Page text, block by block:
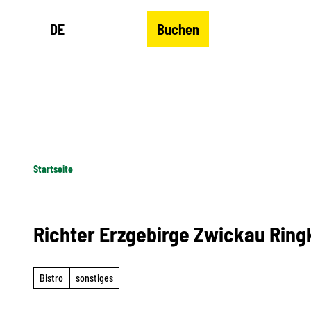
DE Buchen
Startseite
Richter Erzgebirge Zwickau
Bistro sonstiges